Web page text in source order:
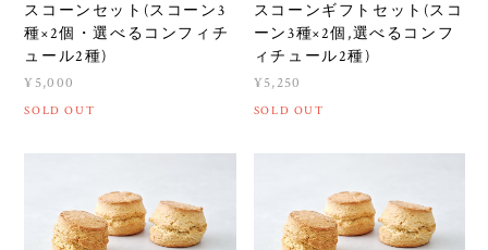
スコーンセット(スコーン3
種×2個・選べるコンフィチ
ュール2種)
¥5,000
SOLD OUT
スコーンギフトセット(スコ
ーン3種×2個,選べるコンフ
ィチュール2種)
¥5,250
SOLD OUT